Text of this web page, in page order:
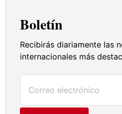
Boletín
Recibirás diariamente las
internacionales más